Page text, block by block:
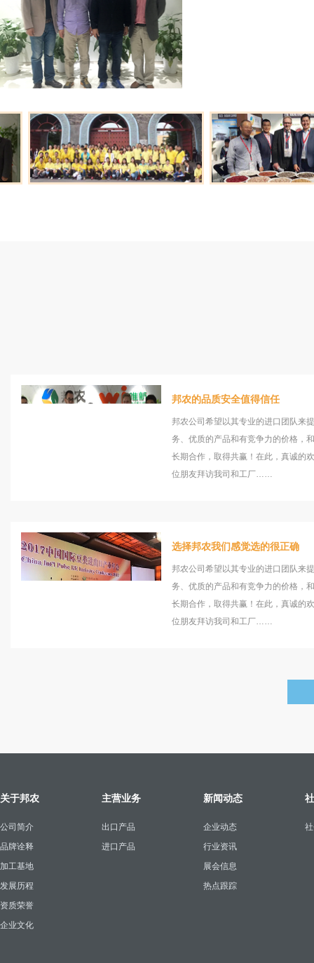
营业执照 江苏省农产品进出口企
邦农的品质安全值得信任
邦农公司希望以其专业的进口团队来
务、优质的产品和有竞争力的价格，
长期合作，取得共赢！在此，真诚的
位朋友拜访我司和工厂……
选择邦农我们感觉选的很正确
邦农公司希望以其专业的进口团队来
务、优质的产品和有竞争力的价格，
长期合作，取得共赢！在此，真诚的
位朋友拜访我司和工厂……
关于邦农
公司简介
品牌诠释
加工基地
发展历程
资质荣誉
企业文化
主营业务
出口产品
进口产品
新闻动态
企业动态
行业资讯
展会信息
热点跟踪